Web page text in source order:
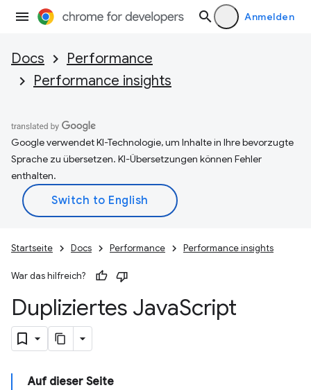
Anmelden
Docs
Performance
Performance insights
Google verwendet KI-Technologie, um Inhalte in Ihre bevorzugte
Sprache zu übersetzen. KI-Übersetzungen können Fehler
enthalten.
Startseite Docs Performance Performance insights
War das hilfreich?
Dupliziertes JavaScript
Auf dieser Seite